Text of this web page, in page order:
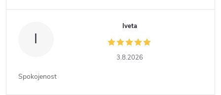
I
Iveta
3.8.2026
Spokojenost